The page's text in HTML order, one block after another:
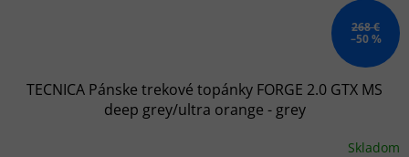
268 €
–50 %
TECNICA Pánske trekové topánky FORGE 2.0 GTX MS
deep grey/ultra orange - grey
Skladom